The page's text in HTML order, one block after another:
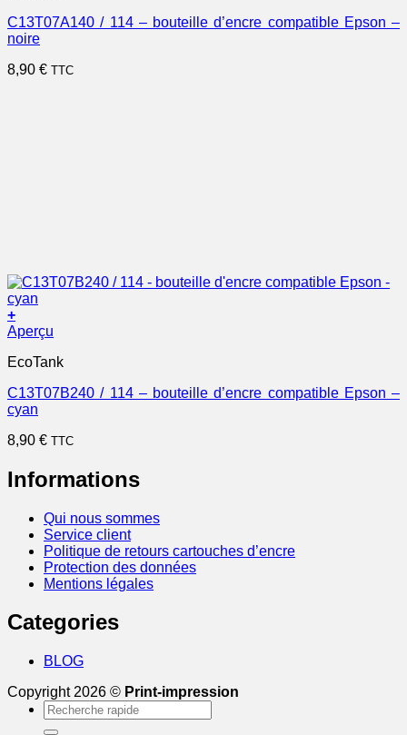
C13T07A140 / 114 – bouteille d’encre compatible Epson –
noire
8,90 € TTC
+
Aperçu
EcoTank
C13T07B240 / 114 – bouteille d’encre compatible Epson –
cyan
8,90 € TTC
Informations
Qui nous sommes
Service client
Politique de retours cartouches d’encre
Protection des données
Mentions légales
Categories
BLOG
Copyright 2026 © Print-impression
Recherche
pour :